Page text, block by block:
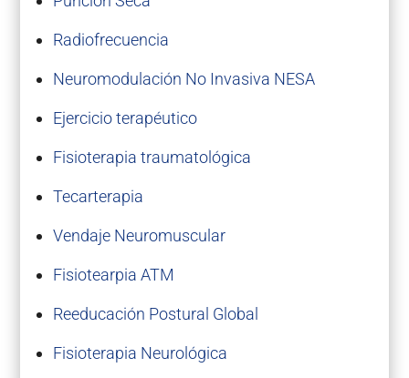
Radiofrecuencia
Neuromodulación No Invasiva NESA
Ejercicio terapéutico
Fisioterapia traumatológica
Tecarterapia
Vendaje Neuromuscular
Fisiotearpia ATM
Reeducación Postural Global
Fisioterapia Neurológica